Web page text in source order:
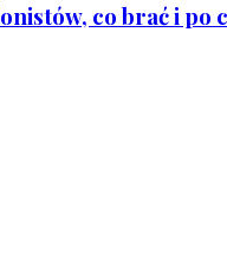
co brać i po